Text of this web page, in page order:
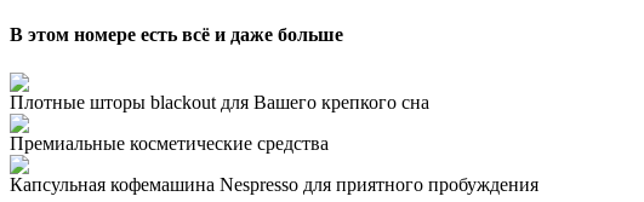
В этом номере есть всё и даже больше
Плотные шторы blackout для Вашего крепкого сна
Премиальные косметические средства
Капсульная кофемашина Nespresso для приятного пробуждения